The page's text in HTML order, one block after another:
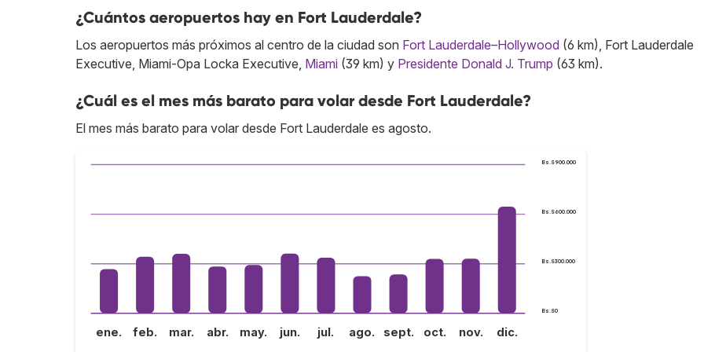
¿Cuántos aeropuertos hay en Fort Lauderdale?
Los aeropuertos más próximos al centro de la ciudad son Fort Lauderdale–Hollywood (6 km), Fort Lauderdale
Executive, Miami-Opa Locka Executive, Miami (39 km) y Presidente Donald J. Trump (63 km).
¿Cuál es el mes más barato para volar desde Fort Lauderdale?
El mes más barato para volar desde Fort Lauderdale es agosto.
Bs.S0
Bs.S300.000
Bs.S600.000
Bs.S900.000
ene. feb. mar. abr. may. jun. jul. ago. sept. oct. nov. dic.